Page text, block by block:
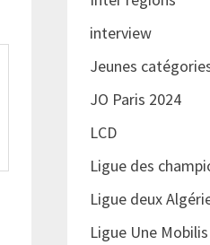
interview
Jeunes
JO Paris 2024
LCD
Ligue des
Ligue deux
Ligue Une Mobilis